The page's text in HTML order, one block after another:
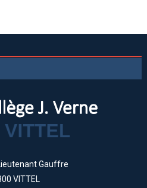
Gauffre
VITTEL